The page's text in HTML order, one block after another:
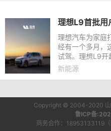
理想汽车为家
经有一个多月，
试驾。理想L9开
试驾反馈来看，
新能源
Copyright © 2004-2020
鲁ICP备
商务合作：18953133119